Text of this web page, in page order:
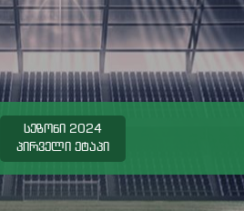
სეზონი 2024
პირველი ეტაპი